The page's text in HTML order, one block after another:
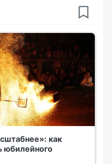
как
юбилейного